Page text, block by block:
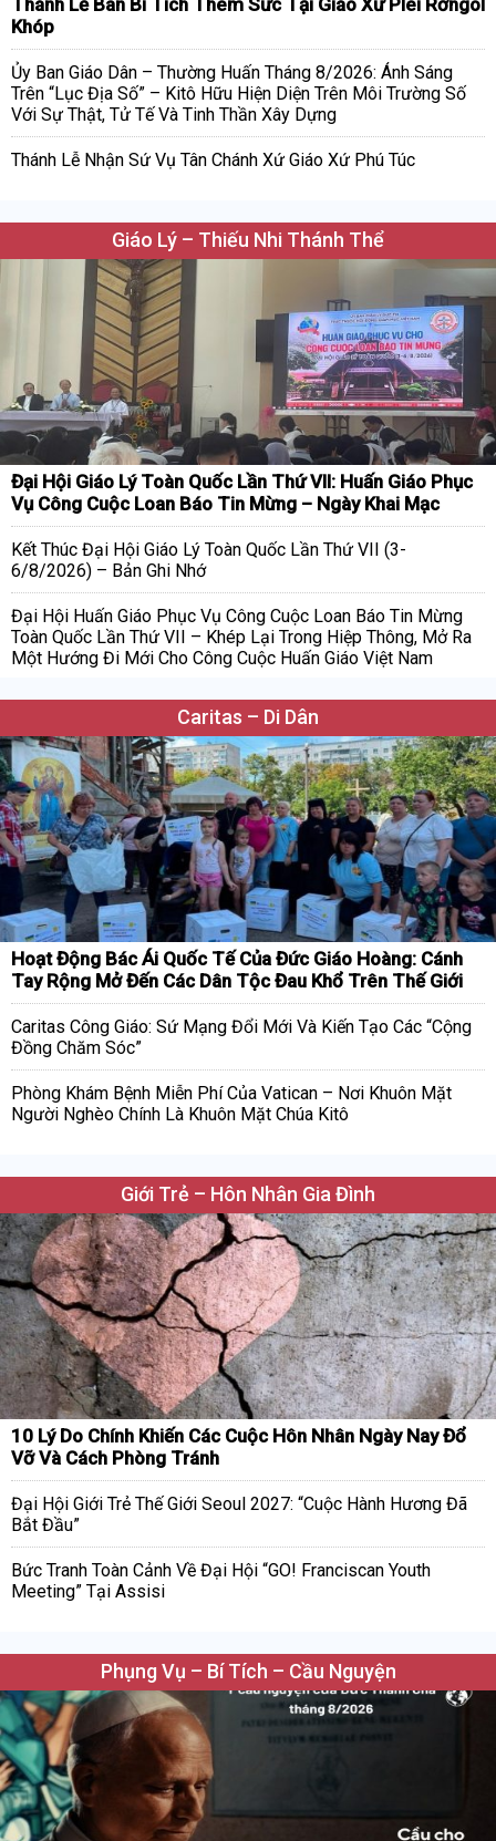
Thánh Lễ Ban Bí Tích Thêm Sức Tại Giáo Xứ Plei Rơngol
Khóp
Ủy Ban Giáo Dân – Thường Huấn Tháng 8/2026: Ánh Sáng
Trên “Lục Địa Số” – Kitô Hữu Hiện Diện Trên Môi Trường Số
Với Sự Thật, Tử Tế Và Tinh Thần Xây Dựng
Thánh Lễ Nhận Sứ Vụ Tân Chánh Xứ Giáo Xứ Phú Túc
Giáo Lý – Thiếu Nhi Thánh Thể
Đại Hội Giáo Lý Toàn Quốc Lần Thứ VII: Huấn Giáo Phục
Vụ Công Cuộc Loan Báo Tin Mừng – Ngày Khai Mạc
Kết Thúc Đại Hội Giáo Lý Toàn Quốc Lần Thứ VII (3-
6/8/2026) – Bản Ghi Nhớ
Đại Hội Huấn Giáo Phục Vụ Công Cuộc Loan Báo Tin Mừng
Toàn Quốc Lần Thứ VII – Khép Lại Trong Hiệp Thông, Mở Ra
Một Hướng Đi Mới Cho Công Cuộc Huấn Giáo Việt Nam
Caritas – Di Dân
Hoạt Động Bác Ái Quốc Tế Của Đức Giáo Hoàng: Cánh
Tay Rộng Mở Đến Các Dân Tộc Đau Khổ Trên Thế Giới
Caritas Công Giáo: Sứ Mạng Đổi Mới Và Kiến Tạo Các “Cộng
Đồng Chăm Sóc”
Phòng Khám Bệnh Miễn Phí Của Vatican – Nơi Khuôn Mặt
Người Nghèo Chính Là Khuôn Mặt Chúa Kitô
Giới Trẻ – Hôn Nhân Gia Đình
10 Lý Do Chính Khiến Các Cuộc Hôn Nhân Ngày Nay Đổ
Vỡ Và Cách Phòng Tránh
Đại Hội Giới Trẻ Thế Giới Seoul 2027: “Cuộc Hành Hương Đã
Bắt Đầu”
Bức Tranh Toàn Cảnh Về Đại Hội “GO! Franciscan Youth
Meeting” Tại Assisi
Phụng Vụ – Bí Tích – Cầu Nguyện